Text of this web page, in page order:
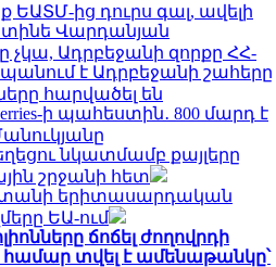
ից դուրս գալ, ավելի
Վարդանյան
չկա, Ադրբեջանի զորքը ՀՀ-
է Ադրբեջանի շահերը
հարվածել են
ի պահեստին․ 800 մարդ է
նկատմամբ քայլերը
շրջանի հետ
երիտասարդական
ԵԱ-ում
ճոճել ժողովրդի
տվել է ամենաթանկը՝